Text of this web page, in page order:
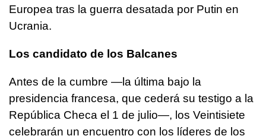
Europea tras la guerra desatada por Putin en
Ucrania.
Los candidato de los Balcanes
Antes de la cumbre —la última bajo la
presidencia francesa, que cederá su testigo a la
República Checa el 1 de julio—, los Veintisiete
celebrarán un encuentro con los líderes de los